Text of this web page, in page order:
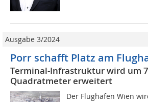
Ausgabe 3/2024
Porr schafft Platz am
Terminal-Infrastruktur wird um
Quadratmeter erweitert
Der Flughafen Wien